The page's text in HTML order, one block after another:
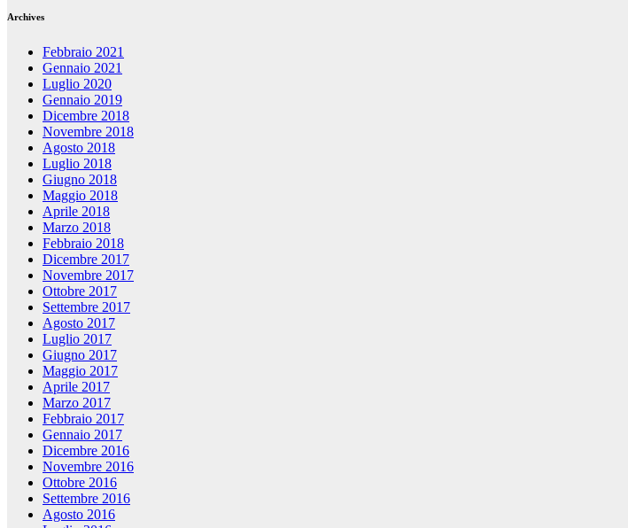
Archives
Febbraio 2021
Gennaio 2021
Luglio 2020
Gennaio 2019
Dicembre 2018
Novembre 2018
Agosto 2018
Luglio 2018
Giugno 2018
Maggio 2018
Aprile 2018
Marzo 2018
Febbraio 2018
Dicembre 2017
Novembre 2017
Ottobre 2017
Settembre 2017
Agosto 2017
Luglio 2017
Giugno 2017
Maggio 2017
Aprile 2017
Marzo 2017
Febbraio 2017
Gennaio 2017
Dicembre 2016
Novembre 2016
Ottobre 2016
Settembre 2016
Agosto 2016